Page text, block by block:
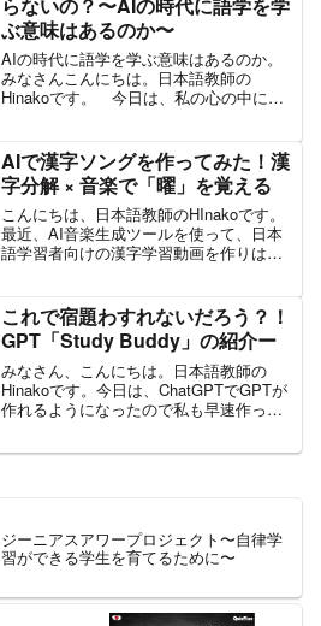
ぶ意味はあるのか〜
AIの時代に語学を学ぶ意味はあるのか。
みなさんこんにちは。日本語教師の
Hinakoです。 今日は、私の心の中にず
いんじゃないか？」ChatGPTが突然でて
きて、あっとい...
AIで漢字ソングを作ってみた！漢
字分解 × 音楽で「曜」を覚える
こんにちは、日本語教師のHInakoです。
最近、AI音楽生成ツールを使って、日本
語学習者向けの漢字学習動画を作りはじ
るための短い動画を最後に放置状態で
す。漢字学習で学生...
これで宿題わすれないだろう？！
GPT「Study Buddy」の紹介ー
みなさん、こんにちは。日本語教師の
Hinakoです。今日は、ChatGPTでGPTが
作れるようになったので私も早速作って
ジーニアスアワープロジェクト〜自律学
習ができる学生を育てるために〜